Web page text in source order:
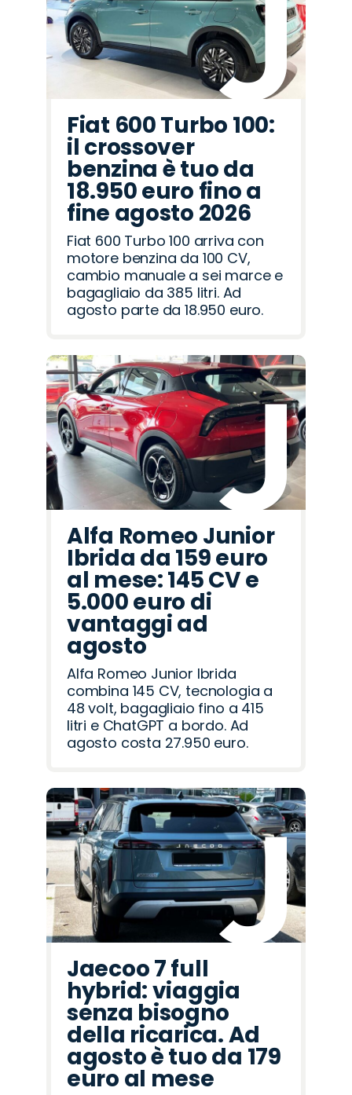
Romeo
Rover
Fiat 600 Turbo 100:
il crossover
benzina è tuo da
18.950 euro fino a
fine agosto 2026
Fiat 600 Turbo 100 arriva con
motore benzina da 100 CV,
cambio manuale a sei marce e
bagagliaio da 385 litri. Ad
agosto parte da 18.950 euro.
Alfa Romeo Junior
Ibrida da 159 euro
al mese: 145 CV e
5.000 euro di
vantaggi ad
agosto
Alfa Romeo Junior Ibrida
combina 145 CV, tecnologia a
48 volt, bagagliaio fino a 415
litri e ChatGPT a bordo. Ad
agosto costa 27.950 euro.
Jaecoo 7 full
hybrid: viaggia
senza bisogno
della ricarica. Ad
agosto è tuo da 179
euro al mese